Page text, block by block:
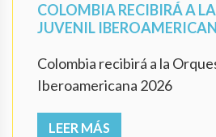
COLOMBIA RECIBIRÁ A
JUVENIL
Colombia recibirá a la
Iberoamericana 2026
LEER MÁS